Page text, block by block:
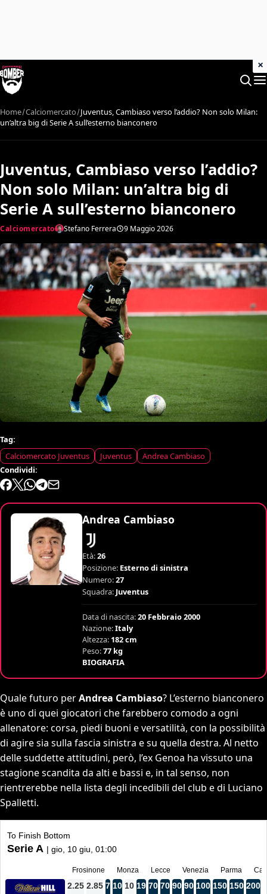
Home Calciomercato Juventus, Cambiaso verso l’addio? Non solo Milan:
un’altra big di Serie A sull’esterno bianconero
Juventus, Cambiaso verso l’addio?
Non solo Milan: un’altra big di
Serie A sull’esterno bianconero
Calciomercato Stefano Ferrera 9 Maggio 2026
Tag:
Calciomercato Juventus
Juventus
Andrea Cambiaso
Condividi:
Andrea Cambiaso
Età:26
Posizione: Esterno di sinistra
Numero:27
Squadra: Juventus
Data di nascita:20 Febbraio 2000
Nazione:Italy
Altezza: 182 cm
Peso:77 kg
BIOGRAFIA
Quale futuro perAndrea Cambiaso? L’esterno bianconero
è uno di quei giocatori che farebbero comodo a ogni
allenatore: corsa, piedi buoni e versatilità, con la possibilità
di agire sia sulla fascia sinistra e su quella destra. Al netto
delle suddette attitudini, però, l’ex Genoa ha vissuto una
stagione scandita da alti e bassi e, in tal senso, non
rientrerebbe nella lista degli incedibili del club e di Luciano
Spalletti.
×